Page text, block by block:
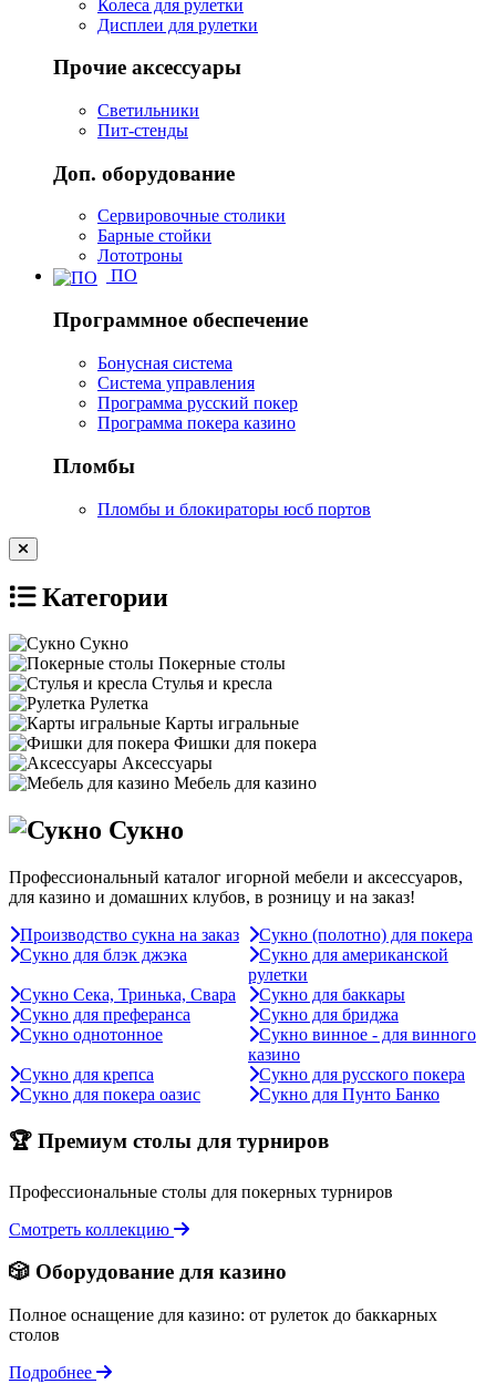
Колеса для рулетки
Дисплеи для рулетки
Прочие аксессуары
Светильники
Пит-стенды
Доп. оборудование
Сервировочные столики
Барные стойки
Лототроны
ПО
Программное обеспечение
Бонусная система
Система управления
Программа русский покер
Программа покера казино
Пломбы
Пломбы и блокираторы юсб портов
Категории
Сукно
Покерные столы
Стулья и кресла
Рулетка
Карты игральные
Фишки для покера
Аксессуары
Мебель для казино
Сукно
Профессиональный каталог игорной мебели и аксессуаров,
для казино и домашних клубов, в розницу и на заказ!
Производство сукна на заказ
Сукно (полотно) для покера
Сукно для блэк джэка
Сукно для американской
рулетки
Сукно Сека, Тринька, Свара
Сукно для баккары
Сукно для преферанса
Сукно для бриджа
Сукно однотонное
Сукно винное - для винного
казино
Сукно для крепса
Сукно для русского покера
Сукно для покера оазис
Сукно для Пунто Банко
🏆 Премиум столы для турниров
Профессиональные столы для покерных турниров
Смотреть коллекцию
🎲 Оборудование для казино
Полное оснащение для казино: от рулеток до баккарных
столов
Подробнее